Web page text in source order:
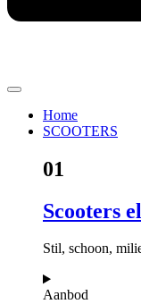
Home
SCOOTERS
01
Scooters
Stil, schoon,
Aanbod